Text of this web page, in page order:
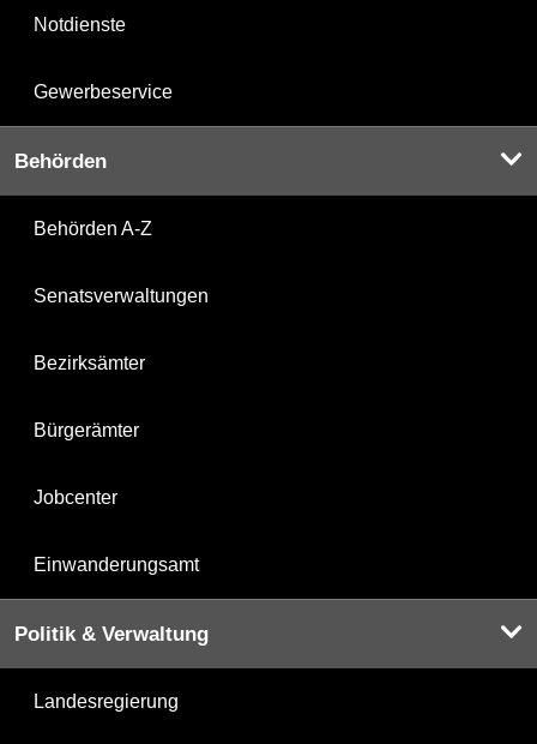
Notdienste
Gewerbeservice
Behörden
Behörden A-Z
Senatsverwaltungen
Bezirksämter
Bürgerämter
Jobcenter
Einwanderungsamt
Politik & Verwaltung
Landesregierung